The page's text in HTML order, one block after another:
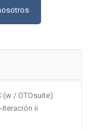
(w / OTOsuite)
ii